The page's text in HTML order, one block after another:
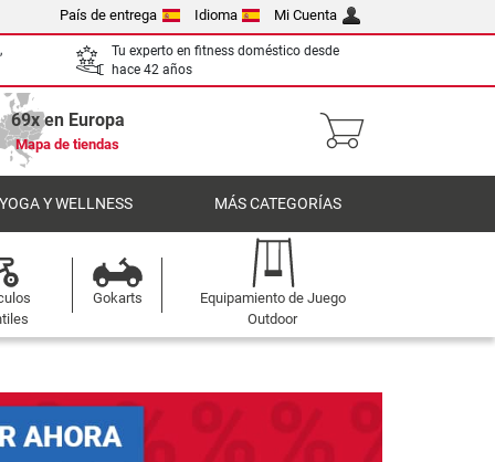
País de entrega Idioma Mi Cuenta
Tu experto en fitness doméstico desde
hace 42 años
69x en Europa
Mapa de tiendas
Y WELLNESS MÁS CATEGORÍAS
Gokarts
Equipamiento de Juego
Outdoor